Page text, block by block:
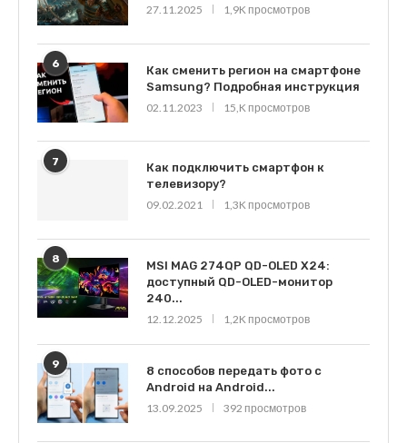
27.11.2025
1,9K просмотров
6
Как сменить регион на смартфоне
Samsung? Подробная инструкция
02.11.2023
15,K просмотров
7
Как подключить смартфон к
телевизору?
09.02.2021
1,3K просмотров
8
MSI MAG 274QP QD-OLED X24:
доступный QD-OLED-монитор
240...
12.12.2025
1,2K просмотров
9
8 способов передать фото с
Android на Android...
13.09.2025
392 просмотров